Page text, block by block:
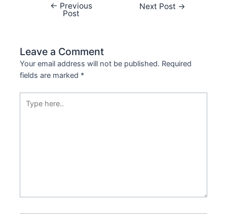
← Previous
Post
Next Post →
Leave a Comment
Your email address will not be published. Required
fields are marked *
here..